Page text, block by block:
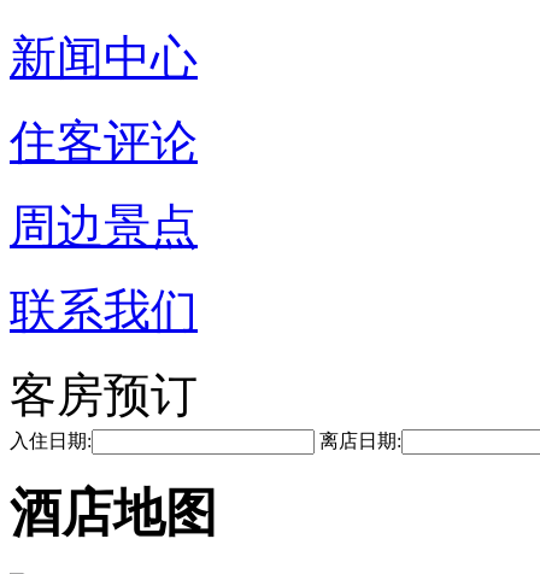
新闻中心
住客评论
周边景点
联系我们
客房预订
入住日期: 离店日期:
酒店地图